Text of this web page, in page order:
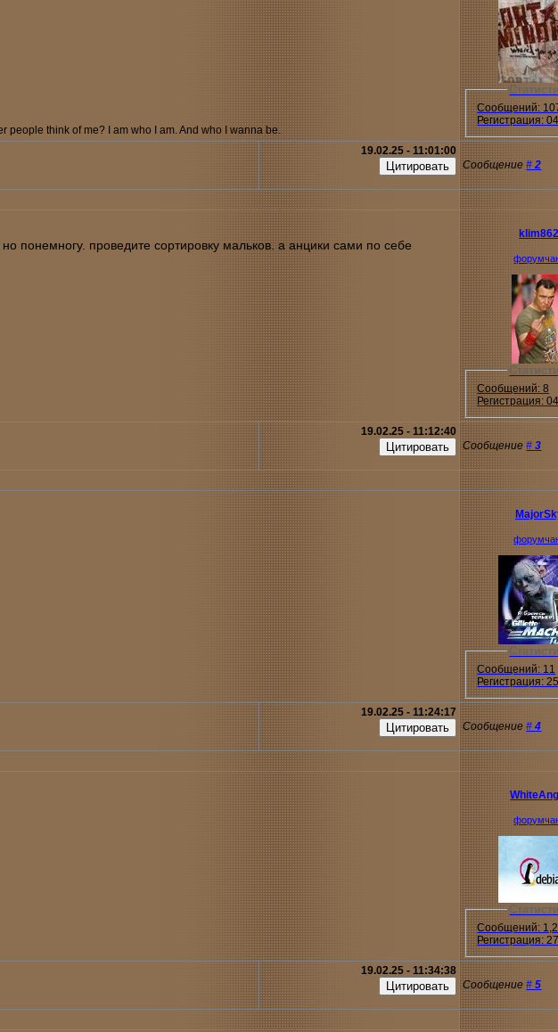
people think of me? I am who I am. And who I wanna be.
Сообщений:
Регистрация:
19.02.25 - 11:01:00
Сообщение#2
понемногу. проведите сортировку мальков. а анцики сами по себе
klim862
Сообщений: 8
Регистрация:
19.02.25 - 11:12:40
Сообщение#3
Сообщений: 11
Регистрация:
19.02.25 - 11:24:17
Сообщение#4
Сообщений:
Регистрация:
19.02.25 - 11:34:38
Сообщение#5